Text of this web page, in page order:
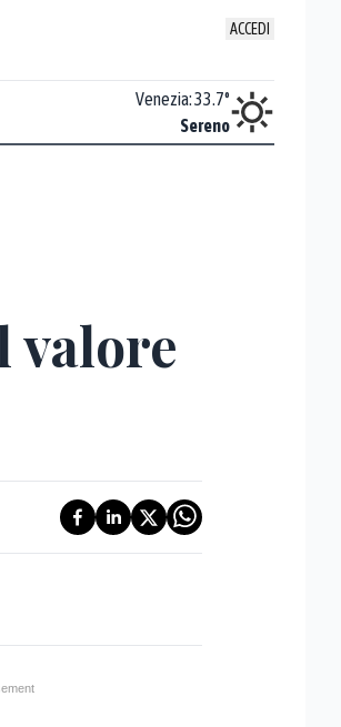
ACCEDI
Venezia:33.7°
Sereno
valore